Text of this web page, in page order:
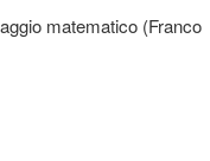
matematico (Franco